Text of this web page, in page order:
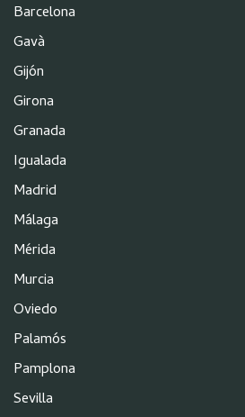
Barcelona
Gavà
Gijón
Girona
Granada
Igualada
Madrid
Málaga
Mérida
Murcia
Oviedo
Palamós
Pamplona
Sevilla